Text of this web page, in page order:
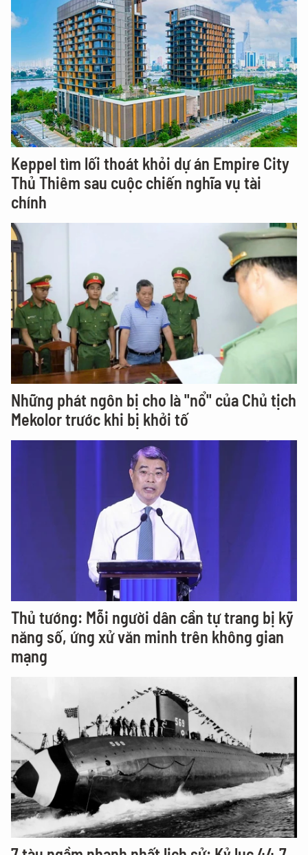
Keppel tìm lối thoát khỏi dự án Empire City
Thủ Thiêm sau cuộc chiến nghĩa vụ tài
chính
Những phát ngôn bị cho là "nổ" của Chủ tịch
Mekolor trước khi bị khởi tố
Thủ tướng: Mỗi người dân cần tự trang bị kỹ
năng số, ứng xử văn minh trên không gian
mạng